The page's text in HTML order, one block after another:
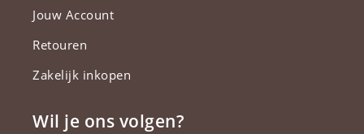
Jouw Account
Retouren
Zakelijk inkopen
Wil je ons volgen?